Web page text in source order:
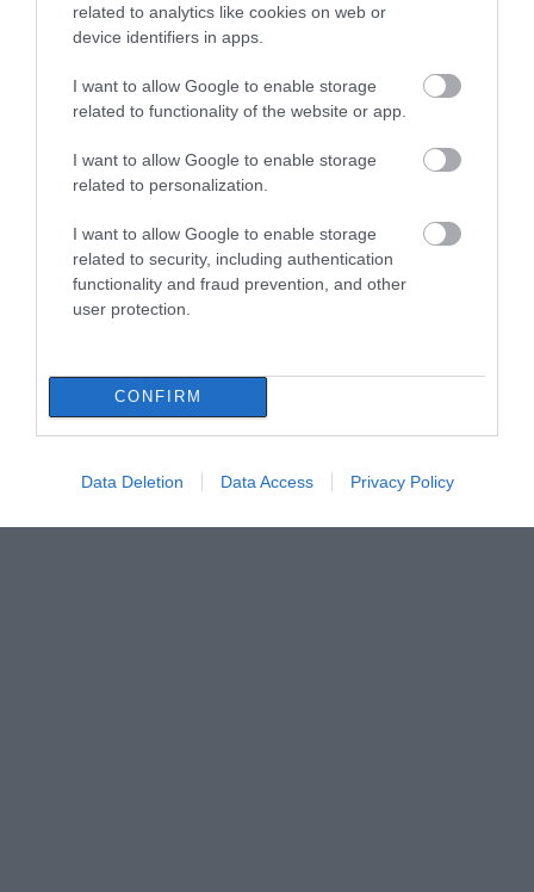
related to analytics like cookies on web or
device identifiers in apps.
I want to allow Google to enable storage
related to functionality of the website or app.
I want to allow Google to enable storage
related to personalization.
I want to allow Google to enable storage
related to security, including authentication
functionality and fraud prevention, and other
user protection.
CONFIRM
Data Deletion Data Access Privacy Policy